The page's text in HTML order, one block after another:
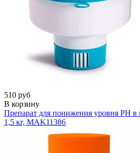
510 руб
В корзину
Препарат для понижения уровня
1,5 кг, MAK11386